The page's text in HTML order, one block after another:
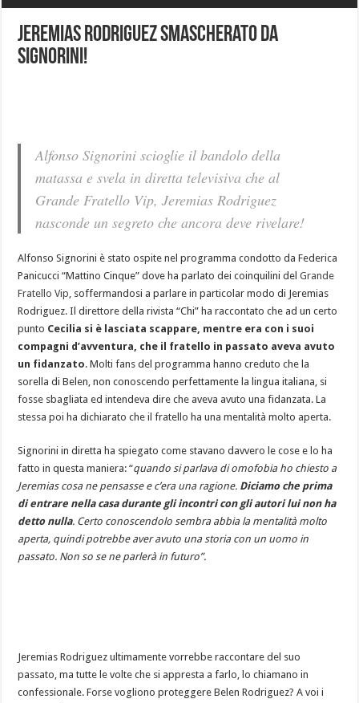
Jeremias Rodriguez smascherato da
Signorini!
Alfonso Signorini scioglie il bandolo della
matassa e svela in diretta televisiva che al
Grande Fratello Vip, Jeremias Rodriguez
nasconde un segreto che ancora deve rivelare!
Alfonso Signorini è stato ospite nel programma condotto da Federica
Panicucci “Mattino Cinque” dove ha parlato dei coinquilini delGrande
Fratello Vip, soffermandosi a parlare in particolar modo di Jeremias
Rodriguez. Il direttore della rivista “Chi” ha raccontato che ad un certo
punto Cecilia si è lasciata scappare, mentre era con i suoi
compagni d’avventura, che il fratello in passato aveva avuto
un fidanzato. Molti fans del programma hanno creduto che la
sorella di Belen, non conoscendo perfettamente la lingua italiana, si
fosse sbagliata ed intendeva dire che aveva avuto una fidanzata. La
stessa poi ha dichiarato che il fratello ha una mentalità molto aperta.
Signorini in diretta ha spiegato come stavano davvero le cose e lo ha
fatto in questa maniera: “quando si parlava di omofobia ho chiesto a
Jeremias cosa ne pensasse e c’era una ragione. Diciamo che prima
di entrare nella casa durante gli incontri con gli autori lui non ha
detto nulla. Certo conoscendolo sembra abbia la mentalità molto
aperta, quindi potrebbe aver avuto una storia con un uomo in
passato. Non so se ne parlerà in futuro”.
Jeremias Rodriguez ultimamente vorrebbe raccontare del suo
passato, ma tutte le volte che si appresta a farlo, lo chiamano in
confessionale. Forse vogliono proteggere Belen Rodriguez? A voi i